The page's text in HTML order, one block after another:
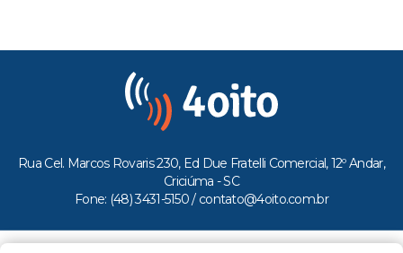
Rua Cel. Marcos Rovaris 230, Ed Due Fratelli Comercial, 12º Andar,
Criciúma - SC
Fone: (48) 3431-5150 / contato@4oito.com.br